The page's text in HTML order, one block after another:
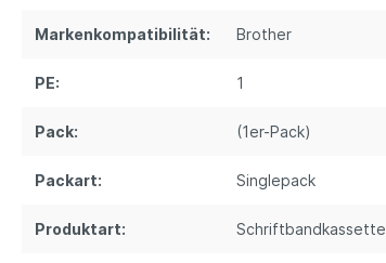
Markenkompatibilität: Brother
PE: 1
Pack: (1er-Pack)
Packart: Singlepack
Produktart: Schriftbandkassette